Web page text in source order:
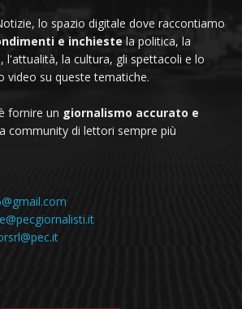
lo spazio digitale dove raccontiamo
e inchieste la politica, la
l'attualità, la cultura, gli spettacoli e lo
video su queste tematiche.
fornire un giornalismo accurato e
community di lettori sempre più